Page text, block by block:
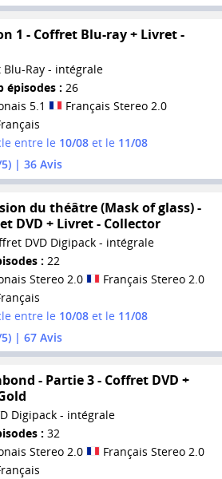
1 - Coffret Blu-ray + Livret -
Ray - intégrale
épisodes : 26
5.1
Français Stereo 2.0
entre le 10/08et le 11/08
5) | 36Avis
du théâtre (Mask of glass) -
DVD + Livret - Collector
DVD Digipack - intégrale
: 22
Stereo 2.0
Français Stereo 2.0
entre le 10/08et le 11/08
5) | 67Avis
- Partie 3 - Coffret DVD +
Digipack - intégrale
: 32
Stereo 2.0
Français Stereo 2.0